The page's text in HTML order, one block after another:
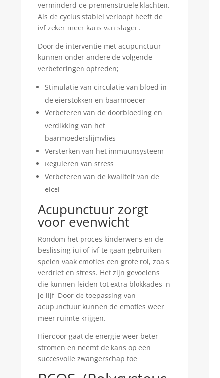
verminderd de premenstruele klachten.
Als de cyclus stabiel verloopt heeft de
ivf zeker meer kans van slagen.
Door de interventie met acupunctuur
kunnen onder andere de volgende
verbeteringen optreden;
Stimulatie van circulatie van bloed in
de eierstokken en baarmoeder
Verbeteren van de doorbloeding en
verdikking van het
baarmoederslijmvlies
Versterken van het immuunsysteem
Reguleren van stress
Verbeteren van de kwaliteit van de
eicel
Acupunctuur zorgt
voor evenwicht
Rondom het proces kinderwens en de
beslissing iui of ivf te gaan gebruiken
spelen vaak emoties een grote rol, zoals
verdriet en stress. Het zijn gevoelens
die kunnen leiden tot extra blokkades in
je lijf. Door de toepassing van
acupunctuur kunnen de emoties weer
meer ruimte krijgen.
Hierdoor gaat de energie weer beter
stromen en neemt de kans op een
succesvolle zwangerschap toe.